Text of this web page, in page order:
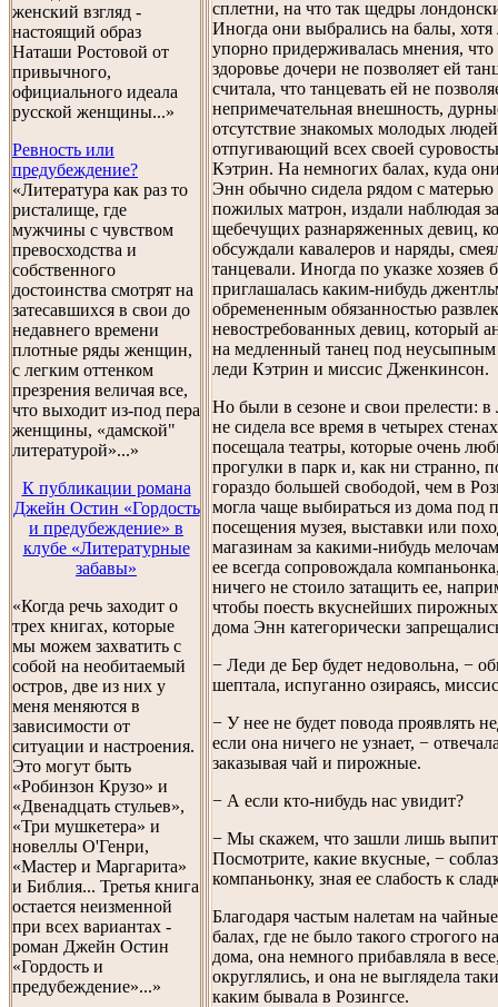
женский взгляд -
настоящий образ
Наташи Ростовой от
привычного,
официального идеала
русской женщины...»
Ревность или
предубеждение?
«Литература как раз то
ристалище, где
мужчины с чувством
превосходства и
собственного
достоинства смотрят на
затесавшихся в свои до
недавнего времени
плотные ряды женщин,
с легким оттенком
презрения величая все,
что выходит из-под пера
женщины, «дамской"
литературой»...»
К публикации романа
Джейн Остин «Гордость
и предубеждение» в
клубе «Литературные
забавы»
«Когда речь заходит о
трех книгах, которые
мы можем захватить с
собой на необитаемый
остров, две из них у
меня меняются в
зависимости от
ситуации и настроения.
Это могут быть
«Робинзон Крузо» и
«Двенадцать стульев»,
«Три мушкетера» и
новеллы О'Генри,
«Мастер и Маргарита»
и Библия... Третья книга
остается неизменной
при всех вариантах -
роман Джейн Остин
«Гордость и
предубеждение»...»
сплетни, на что так щедры
Иногда они выбрались на балы,
упорно придерживалась мнения, что
здоровье дочери не позволяет ей
считала, что танцевать ей не
непримечательная внешность,
отсутствие знакомых молодых
отпугивающий всех своей
Кэтрин. На немногих балах, куда
Энн обычно сидела рядом с матерью
пожилых матрон, издали наблюдая
щебечущих разнаряженных девиц,
обсуждали кавалеров и наряды,
танцевали. Иногда по указке хозяев
приглашалась каким-нибудь
обремененным обязанностью
невостребованных девиц, который
на медленный танец под
леди Кэтрин и миссис Дженкинсон.
Но были в сезоне и свои прелести:
не сидела все время в четырех
посещала театры, которые очень
прогулки в парк и, как ни странно,
гораздо большей свободой, чем в
могла чаще выбираться из дома под
посещения музея, выставки или
магазинам за какими-нибудь
ее всегда сопровождала
ничего не стоило затащить ее,
чтобы поесть вкуснейших
дома Энн категорически
− Леди де Бер будет недовольна, −
шептала, испуганно озираясь,
− У нее не будет повода проявлять
если она ничего не узнает, −
заказывая чай и пирожные.
− А если кто-нибудь нас увидит?
− Мы скажем, что зашли лишь
Посмотрите, какие вкусные, −
компаньонку, зная ее слабость к
Благодаря частым налетам на
балах, где не было такого строгого
дома, она немного прибавляла в
округлялись, и она не выглядела
каким бывала в Розингсе.